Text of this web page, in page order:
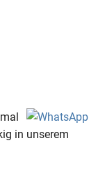
in unserem